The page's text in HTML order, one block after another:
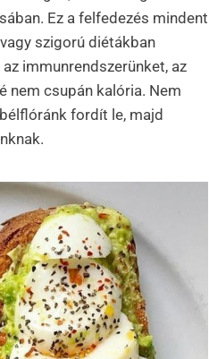
Ez a felfedezés mindent
szigorú diétákban
immunrendszerünket, az
nem csupán kalória. Nem
fordít le, majd